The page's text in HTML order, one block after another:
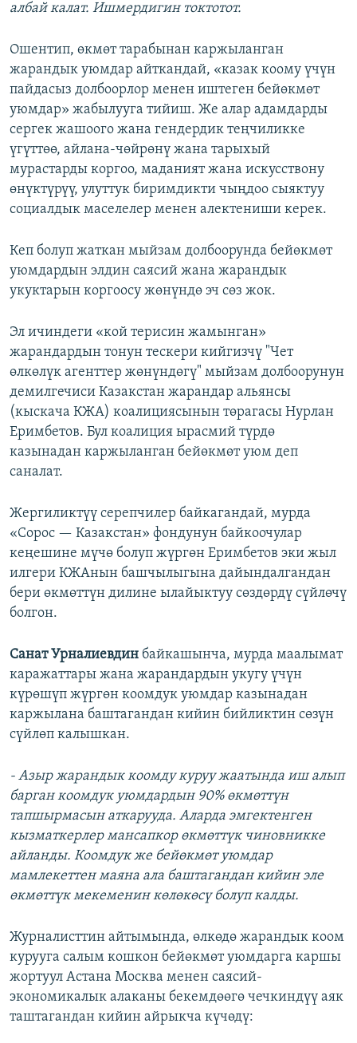
албай калат. Ишмердигин токтотот.
Ошентип, өкмөт тарабынан каржыланган
жарандык уюмдар айткандай, «казак коому үчүн
пайдасыз долбоорлор менен иштеген бейөкмөт
уюмдар» жабылууга тийиш. Же алар адамдарды
сергек жашоого жана гендердик теңчиликке
үгүттөө, айлана-чөйрөнү жана тарыхый
мурастарды коргоо, маданият жана искусствону
өнүктүрүү, улуттук биримдикти чыңдоо сыяктуу
социалдык маселелер менен алектениши керек.
Кеп болуп жаткан мыйзам долбоорунда бейөкмөт
уюмдардын элдин саясий жана жарандык
укуктарын коргоосу жөнүндө эч сөз жок.
Эл ичиндеги «кой терисин жамынган»
жарандардын тонун тескери кийгизчү "Чет
өлкөлүк агенттер жөнүндөгү" мыйзам долбоорунун
демилгечиси Казакстан жарандар альянсы
(кыскача КЖА) коалициясынын төрагасы Нурлан
Еримбетов. Бул коалиция ырасмий түрдө
казынадан каржыланган бейөкмөт уюм деп
саналат.
Жергиликтүү серепчилер байкагандай, мурда
«Сорос — Казакстан» фондунун байкоочулар
кеңешине мүчө болуп жүргөн Еримбетов эки жыл
илгери КЖАнын башчылыгына дайындалгандан
бери өкмөттүн дилине ылайыктуу сөздөрдү сүйлөчү
болгон.
Санат Урналиевдин байкашынча, мурда маалымат
каражаттары жана жарандардын укугу үчүн
күрөшүп жүргөн коомдук уюмдар казынадан
каржылана баштагандан кийин бийликтин сөзүн
сүйлөп калышкан.
- Азыр жарандык коомду куруу жаатында иш алып
барган коомдук уюмдардын 90% өкмөттүн
тапшырмасын аткарууда. Аларда эмгектенген
кызматкерлер мансапкор өкмөттүк чиновникке
айланды. Коомдук же бейөкмөт уюмдар
мамлекеттен маяна ала баштагандан кийин эле
өкмөттүк мекеменин көлөкөсү болуп калды.
Журналисттин айтымында, өлкөдө жарандык коом
курууга салым кошкон бейөкмөт уюмдарга каршы
жортуул Астана Москва менен саясий-
экономикалык алаканы бекемдөөгө чечкиндүү аяк
таштагандан кийин айрыкча күчөдү: